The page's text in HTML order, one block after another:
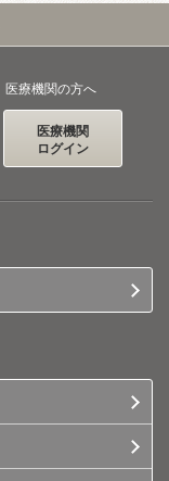
医療機関の方へ
医療機関
ログイン